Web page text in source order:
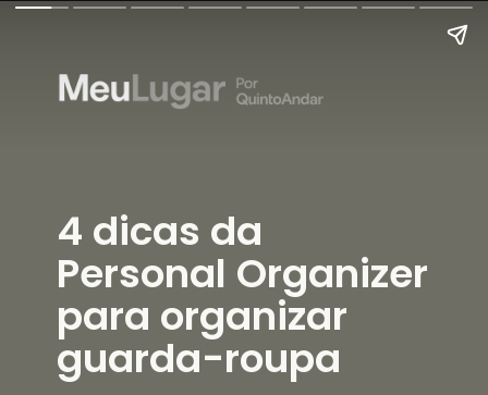
4 dicas da
Personal Organizer
para organizar
guarda-roupa